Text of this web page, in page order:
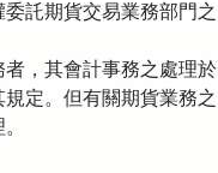
託期貨交易業務部門之
，其會計事務之處理於
定。但有關期貨業務之